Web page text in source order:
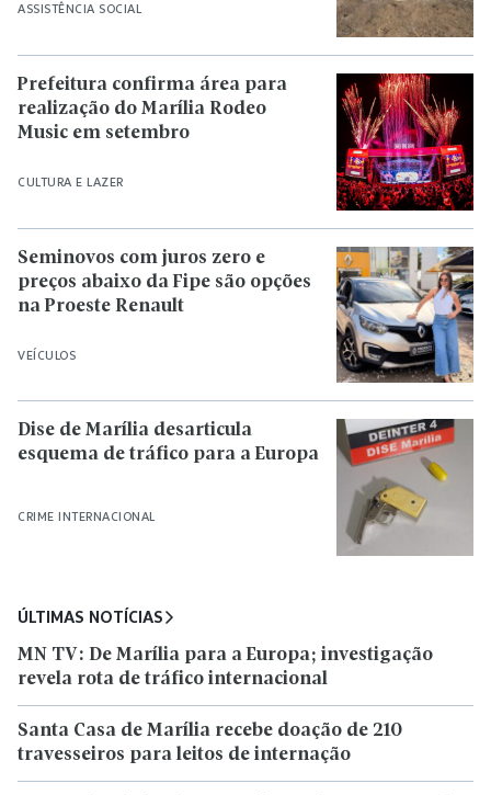
ASSISTÊNCIA SOCIAL
CULTURA E LAZER
Prefeitura confirma área para
realização do Marília Rodeo
Music em setembro
VEÍCULOS
Seminovos com juros zero e
preços abaixo da Fipe são opções
na Proeste Renault
CRIME INTERNACIONAL
Dise de Marília desarticula
esquema de tráfico para a Europa
ÚLTIMAS NOTÍCIAS
MN TV: De Marília para a Europa; investigação
revela rota de tráfico internacional
Santa Casa de Marília recebe doação de 210
travesseiros para leitos de internação